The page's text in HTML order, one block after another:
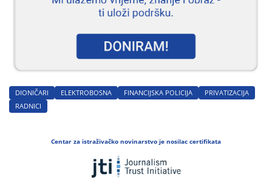
DIONIČARI ELEKTROBOSNA FINANCIJSKA POLICIJA
PRIVATIZACIJA
RADNICI
Centar za istraživačko novinarstvo je nosilac certifikata